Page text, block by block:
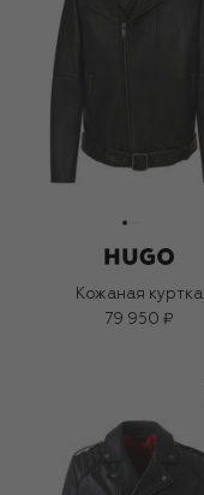
Кожаная куртка
79 950 ₽